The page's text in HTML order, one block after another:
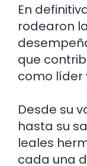
En
rodearon
que
como líder
Desde su
hasta su
leales
cada una